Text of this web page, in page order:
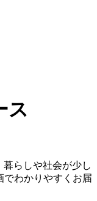
ス
暮らしや社会が少し
でわかりやすくお届